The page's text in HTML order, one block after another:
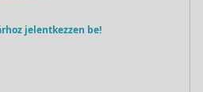
jelentkezzen be!